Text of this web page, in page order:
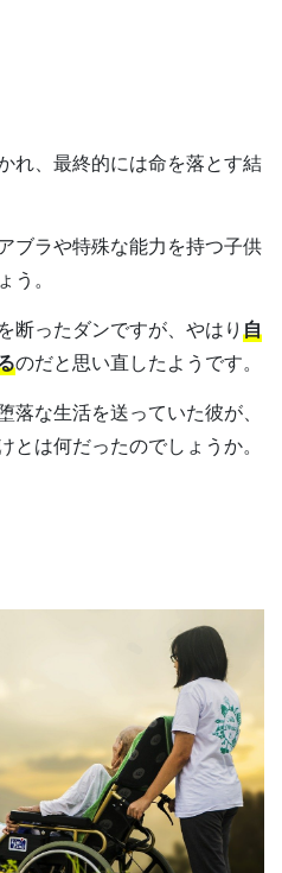
れ、最終的には命を落とす結
ブラや特殊な能力を持つ子供
。
断ったダンですが、やはり自
のだと思い直したようです。
な生活を送っていた彼が、
は何だったのでしょうか。